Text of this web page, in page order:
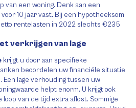
van een woning. Denk aan een
10 jaar vast. Bij een hypotheeksom
rentelasten in 2022 slechts €235
verkrijgen van lage
krijgt u door aan specifieke
beoordelen uw financiële situatie
lage verhouding tussen uw
helpt enorm. U krijgt ook
van de tijd extra aflost. Sommige